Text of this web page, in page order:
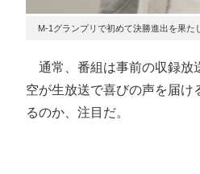
M-1グランプリで初めて決勝進出を果た
通常、番組は事前の収録放
空が生放送で喜びの声を届
るのか、注目だ。